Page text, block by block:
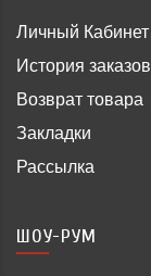
Личный Кабинет
История заказов
Возврат товара
Закладки
Рассылка
ШОУ-РУМ